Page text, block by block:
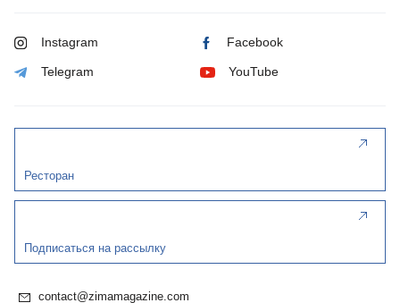
Instagram Facebook
Telegram YouTube
Ресторан
Подписаться на рассылку
contact@zimamagazine.com